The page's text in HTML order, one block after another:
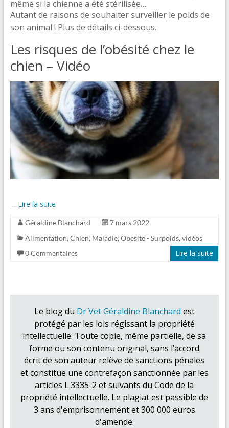
même si la chienne a été stérilisée…
Autant de raisons de souhaiter surveiller le poids de
son animal ! Plus de détails ci-dessous.
Les risques de l’obésité chez le
chien – Vidéo
… Lire la suite
Géraldine Blanchard
7 mars 2022
Alimentation, Chien, Maladie, Obesite - Surpoids, vidéos
0 Commentaires
Lire la suite
Le blog du Dr Vet Géraldine Blanchard est
protégé par les lois régissant la propriété
intellectuelle. Toute copie, même partielle, de sa
forme ou son contenu original, sans l’accord
écrit de son auteur relève de sanctions pénales
et constitue une contrefaçon sanctionnée par les
articles L.3335-2 et suivants du Code de la
propriété intellectuelle. Le plagiat est passible de
3 ans d'emprisonnement et 300 000 euros
d'amende.